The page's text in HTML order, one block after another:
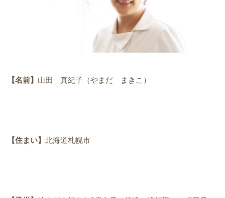
【名前】 山田 真紀子（やまだ まきこ）
【住まい】 北海道札幌市